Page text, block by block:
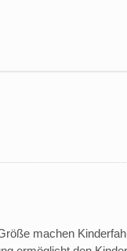
machen